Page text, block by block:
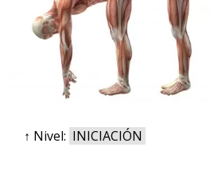
↑ Nivel: INICIACIÓN